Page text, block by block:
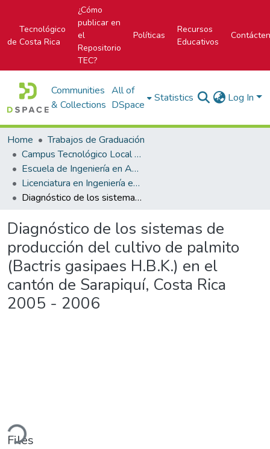
Tecnológico
de Costa Rica
¿Cómo
publicar en
el
Repositorio
TEC?
Políticas
Recursos
Educativos
Communities
& Collections
All of
DSpace
Statistics Log In
Home
Trabajos de Graduación
Campus Tecnológico Local San Carlos
Escuela de Ingeniería en Agronomía
Licenciatura en Ingeniería en Agronomía
Diagnóstico de los sistemas de producción del cultivo de palmito (Bactris gasipaes H.B.K.) en el cantón de Sarapiquí, Costa Rica 2005 - 2006
Diagnóstico de los sistemas de
producción del cultivo de palmito
(Bactris gasipaes H.B.K.) en el
cantón de Sarapiquí, Costa Rica
2005 - 2006
Loading...
Files